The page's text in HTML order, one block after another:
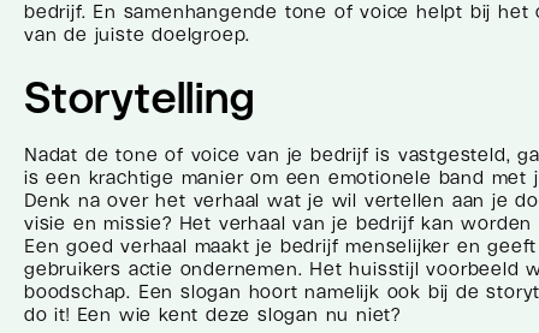
bedrijf. En samenhangende tone of voice helpt bij
van de juiste doelgroep.
Storytelling
Nadat de tone of voice van je bedrijf is vastgesteld,
is een krachtige manier om een emotionele band
Denk na over het verhaal wat je wil vertellen aan je
visie en missie? Het verhaal van je bedrijf kan
Een goed verhaal maakt je bedrijf menselijker en
gebruikers actie ondernemen. Het huisstijl voorbeeld
boodschap. Een slogan hoort namelijk ook bij de
do it! Een wie kent deze slogan nu niet?